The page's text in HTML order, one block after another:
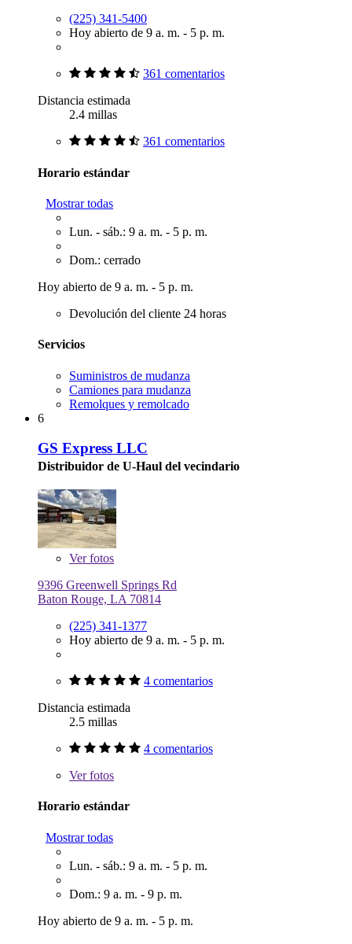
(225) 341-5400
Hoy abierto de 9 a. m. - 5 p. m.
361 comentarios
Distancia estimada
2.4 millas
361 comentarios
Horario estándar
Mostrar todas
Lun. - sáb.: 9 a. m. - 5 p. m.
Dom.: cerrado
Hoy abierto de 9 a. m. - 5 p. m.
Devolución del cliente 24 horas
Servicios
Suministros de mudanza
Camiones para mudanza
Remolques y remolcado
6
GS Express LLC
Distribuidor de U-Haul del vecindario
Verfotos
9396 Greenwell Springs Rd
Baton Rouge, LA 70814
(225) 341-1377
Hoy abierto de 9 a. m. - 5 p. m.
4 comentarios
Distancia estimada
2.5 millas
4 comentarios
Verfotos
Horario estándar
Mostrar todas
Lun. - sáb.: 9 a. m. - 5 p. m.
Dom.: 9 a. m. - 9 p. m.
Hoy abierto de 9 a. m. - 5 p. m.